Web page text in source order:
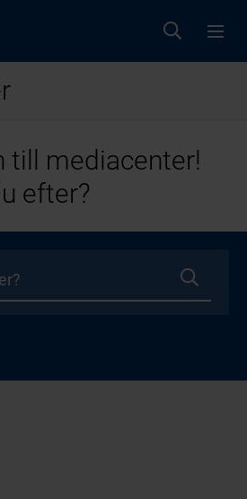
till mediacenter!
efter?